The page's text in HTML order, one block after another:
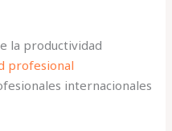
la productividad
profesional
internacionales